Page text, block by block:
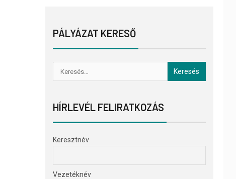
PÁLYÁZAT KERESŐ
HÍRLEVÉL FELIRATKOZÁS
Keresztnév
Vezetéknév